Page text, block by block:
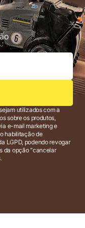
utilizados com a
sobre os produtos,
habilitação de
LGPD, podendo revogar
da opção “cancelar